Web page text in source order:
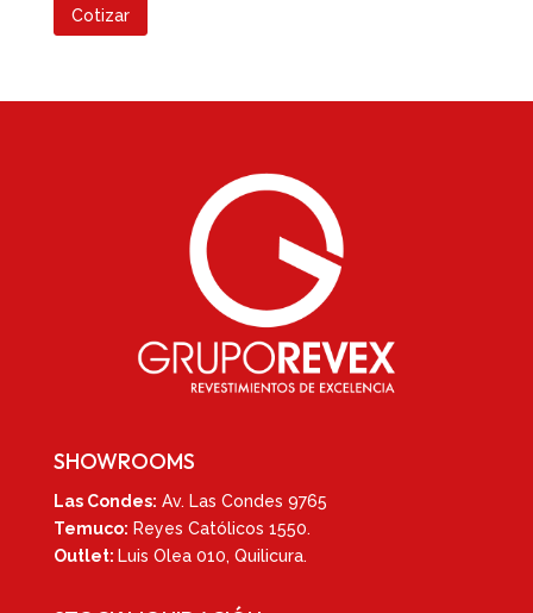
Cotizar
SHOWROOMS
Las Condes: Av. Las Condes 9765
Temuco: Reyes Católicos 1550.
Outlet: Luis Olea 010, Quilicura.